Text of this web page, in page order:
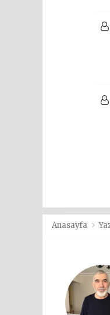
Anasayfa